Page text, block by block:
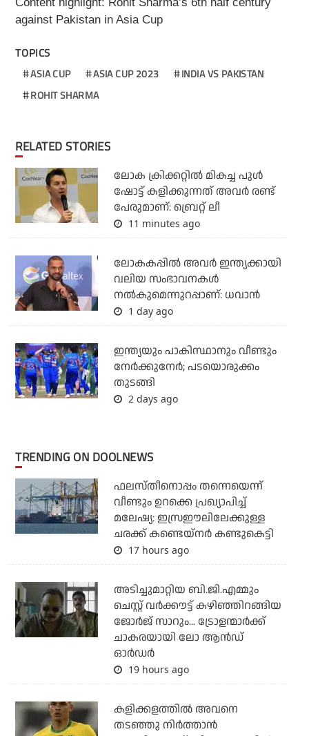
against Pakistan in Asia Cup
TOPICS
ASIA CUP ASIA CUP 2023
INDIA VS PAKISTAN
ROHIT SHARMA
RELATED STORIES
ലോക ക്രിക്കറ്റില്‍ മികച്ച പുള്‍
ഷോട്ട് കളിക്കുന്നത് അവര്‍ രണ്ട്
പേരുമാണ്: ബ്രെറ്റ് ലീ
11 minutes ago
ലോകകപ്പിൽ അവര്‍ ഇന്ത്യക്കായി
വലിയ സംഭാവനകള്‍
നല്‍കുമെന്നുറപ്പാണ്: ധവാന്‍
1 day ago
ഇന്ത്യയും പാകിസ്ഥാനും വീണ്ടും
നേര്‍ക്കുനേര്‍; പടയൊരുക്കം
തുടങ്ങി
2 days ago
TRENDING ON DOOLNEWS
ഫലസ്തീനൊപ്പം തന്നെയെന്ന്
വീണ്ടും ഉറക്കെ പ്രഖ്യാപിച്ച്
മലേഷ്യ: ഇസ്രഈലിലേക്കുള്ള
ചരക്ക് കണ്ടെയ്‌നര്‍ കണ്ടുകെട്ടി
17 hours ago
അടിച്ചുമാറ്റിയ ബി.ജി.എമ്മും
ചെസ്റ്റ് വര്‍ക്കൗട്ട് കഴിഞ്ഞിറങ്ങിയ
ജോര്‍ജ് സാറും... ട്രോളന്മാര്‍ക്ക്
ചാകരയായി ലോ ആന്‍ഡ്
ഓര്‍ഡര്‍
19 hours ago
കളിക്കളത്തില്‍ അവനെ
തടഞ്ഞു നിര്‍ത്താന്‍